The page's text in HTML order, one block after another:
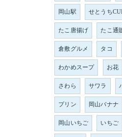
岡山駅 せとうち
たこ唐揚げ たこ通
倉敷グルメ タコ
わかめスープ お花
さわら サワラ
プリン 岡山バナナ
岡山いちご いちご